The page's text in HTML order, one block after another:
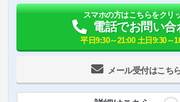
メール受付はこち
スマホの方はこちらをクリ
電話でお問い合
平日9:30～21:00 土日9:30～